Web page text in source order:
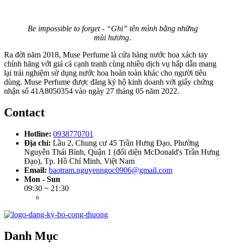
Be impossible to forget - “Ghi” tên mình bằng những
mùi hương.
Ra đời năm 2018, Muse Perfume là cửa hàng nước hoa xách tay
chính hãng với giá cả cạnh tranh cùng nhiều dịch vụ hấp dẫn mang
lại trải nghiệm sử dụng nước hoa hoàn toàn khác cho người tiêu
dùng. Muse Perfume được đăng ký hộ kinh doanh với giấy chứng
nhận số 41A8050354 vào ngày 27 tháng 05 năm 2022.
Contact
Hotline: 0938770701
Địa chỉ: Lầu 2, Chung cư 45 Trần Hưng Đạo, Phường
Nguyễn Thái Bình, Quận 1 (đối diện McDonald's Trần Hưng
Đạo), Tp. Hồ Chí Minh, Việt Nam
Email: baotram.nguyenngoc0906@gmail.com
Mon - Sun
09:30 ~ 21:30
Danh Mục